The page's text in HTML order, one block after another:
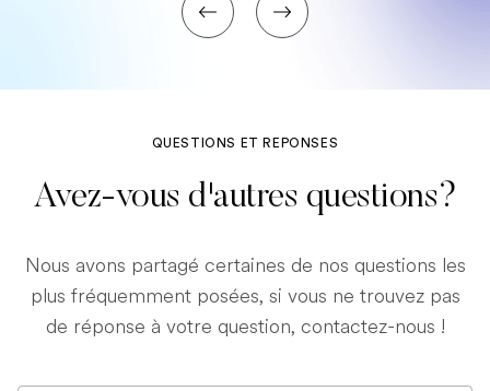
QUESTIONS ET REPONSES
Avez-vous d'autres questions?
Nous avons partagé certaines de nos questions les
plus fréquemment posées, si vous ne trouvez pas
de réponse à votre question, contactez-nous !